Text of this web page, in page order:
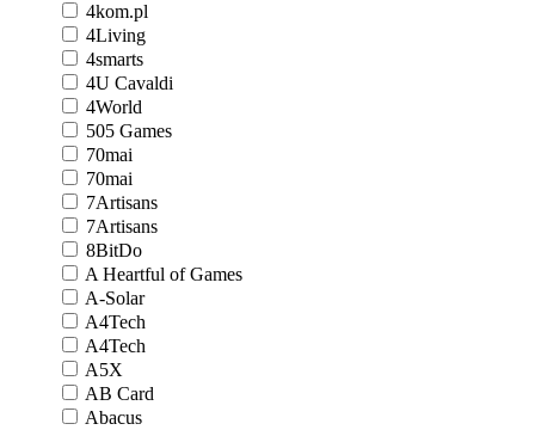
4kom.pl
4Living
4smarts
4U Cavaldi
4World
505 Games
70mai
70mai
7Artisans
7Artisans
8BitDo
A Heartful of Games
A-Solar
A4Tech
A4Tech
A5X
AB Card
Abacus